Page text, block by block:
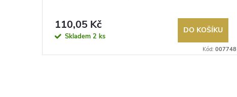
110,05 Kč
Skladem 2 ks
DO KOŠÍKU
Kód: 007748